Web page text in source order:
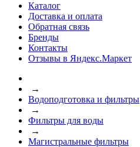
Каталог
Доставка и оплата
Обратная связь
Бренды
Контакты
Отзывы в Яндекс.Маркет
→
Водоподготовка и фильтры
→
Фильтры для воды
→
Магистральные фильтры